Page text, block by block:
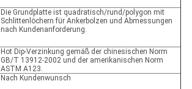
Die Grundplatte ist quadratisch/rund/polygon mit
Schlittenlöchern für Ankerbolzen und Abmessungen
nach Kundenanforderung.
Hot Dip-Verzinkung gemäß der chinesischen Norm
GB/T 13912-2002 und der amerikanischen Norm
ASTM A123.
Nach Kundenwunsch